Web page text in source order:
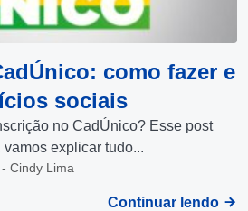
como fazer e
sociais
no CadÚnico? Esse post
explicar tudo...
Cindy Lima
Continuar lendo